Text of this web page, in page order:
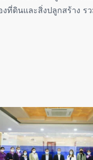
ที่ดินและสิ่งปลูกสร้าง